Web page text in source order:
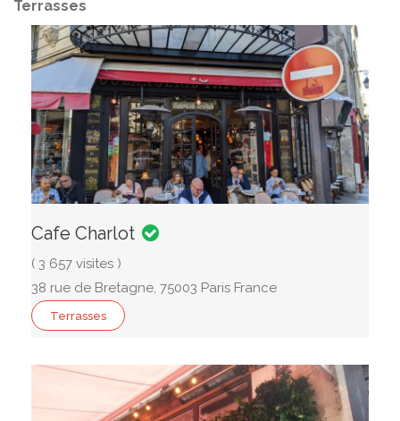
Terrasses
Cafe Charlot
( 3 657 visites )
38 rue de Bretagne, 75003 Paris France
Terrasses